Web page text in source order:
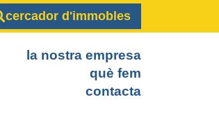
cercador d'immobles
la nostra empresa
què fem
contacta